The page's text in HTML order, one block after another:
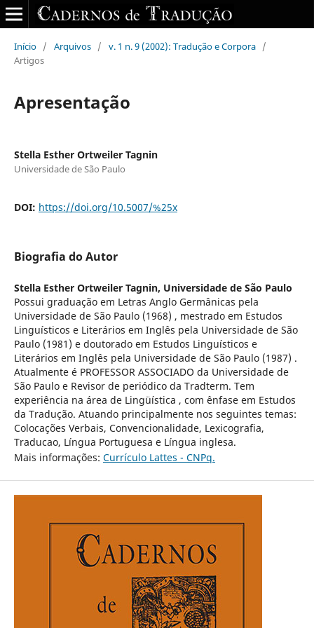
Início / Arquivos / v. 1 n. 9 (2002): Tradução e Corpora /
Artigos
Apresentação
Stella Esther Ortweiler Tagnin
Universidade de São Paulo
DOI: https://doi.org/10.5007/%25x
Biografia do Autor
Stella Esther Ortweiler Tagnin, Universidade de São Paulo
Possui graduação em Letras Anglo Germânicas pela
Universidade de São Paulo (1968) , mestrado em Estudos
Linguísticos e Literários em Inglês pela Universidade de São
Paulo (1981) e doutorado em Estudos Linguísticos e
Literários em Inglês pela Universidade de São Paulo (1987) .
Atualmente é PROFESSOR ASSOCIADO da Universidade de
São Paulo e Revisor de periódico da Tradterm. Tem
experiência na área de Lingüística , com ênfase em Estudos
da Tradução. Atuando principalmente nos seguintes temas:
Colocações Verbais, Convencionalidade, Lexicografia,
Traducao, Língua Portuguesa e Língua inglesa.
Mais informações: Currículo Lattes - CNPq.